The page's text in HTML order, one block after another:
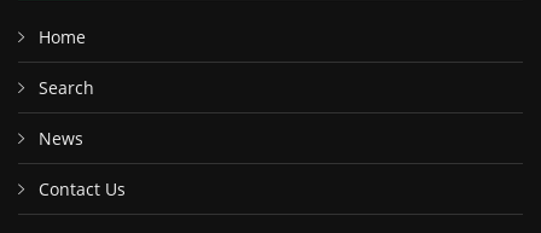
Home
Search
News
Contact Us